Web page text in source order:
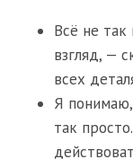
Всё не так
взгляд, —
всех
Я
так